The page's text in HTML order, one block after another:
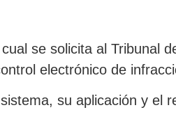
se solicita al Tribunal
electrónico de
su aplicación y el